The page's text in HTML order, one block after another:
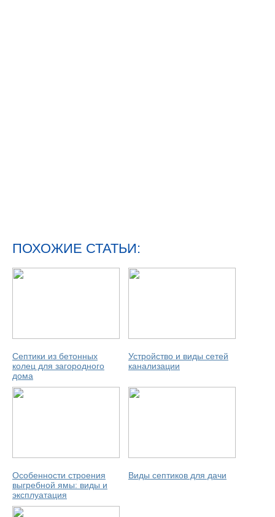
ПОХОЖИЕ СТАТЬИ:
Септики из бетонных
колец для загородного
дома
Устройство и виды сетей
канализации
Особенности строения
выгребной ямы: виды и
эксплуатация
Виды септиков для дачи